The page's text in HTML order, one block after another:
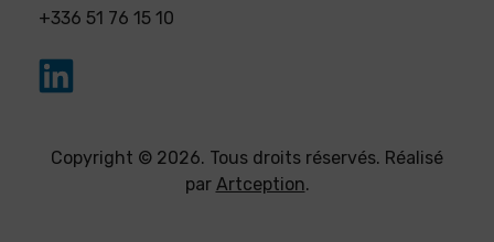
+336 51 76 15 10
Copyright © 2026. Tous droits réservés. Réalisé
par Artception.